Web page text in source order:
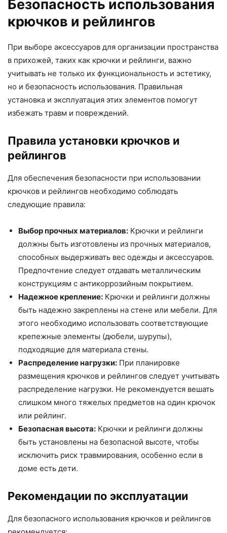
Безопасность использования
крючков и рейлингов
При выборе аксессуаров для организации пространства
в прихожей, таких как крючки и рейлинги, важно
учитывать не только их функциональность и эстетику,
но и безопасность использования. Правильная
установка и эксплуатация этих элементов помогут
избежать травм и повреждений.
Правила установки крючков и
рейлингов
Для обеспечения безопасности при использовании
крючков и рейлингов необходимо соблюдать
следующие правила:
Выбор прочных материалов: Крючки и рейлинги
должны быть изготовлены из прочных материалов,
способных выдерживать вес одежды и аксессуаров.
Предпочтение следует отдавать металлическим
конструкциям с антикоррозийным покрытием.
Надежное крепление: Крючки и рейлинги должны
быть надежно закреплены на стене или мебели. Для
этого необходимо использовать соответствующие
крепежные элементы (дюбели, шурупы),
подходящие для материала стены.
Распределение нагрузки: При планировке
размещения крючков и рейлингов следует учитывать
распределение нагрузки. Не рекомендуется вешать
слишком много тяжелых предметов на один крючок
или рейлинг.
Безопасная высота: Крючки и рейлинги должны
быть установлены на безопасной высоте, чтобы
исключить риск травмирования, особенно если в
доме есть дети.
Рекомендации по эксплуатации
Для безопасного использования крючков и рейлингов